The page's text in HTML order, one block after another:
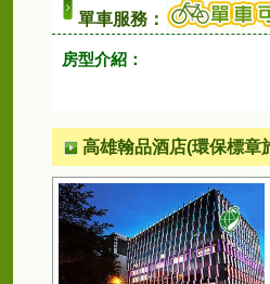
單車服務：
房型介紹：
高雄翰品酒店(環保標章